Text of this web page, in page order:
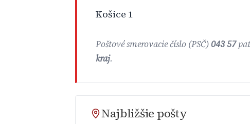
Košice 1
Poštové smerovacie číslo (PSČ)043 57
kraj.
Najbližšie pošty